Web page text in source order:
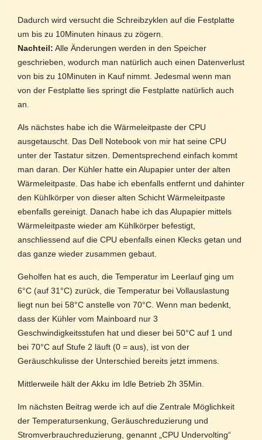
Dadurch wird versucht die Schreibzyklen auf die Festplatte
um bis zu 10Minuten hinaus zu zögern.
Nachteil: Alle Änderungen werden in den Speicher
geschrieben, wodurch man natürlich auch einen Datenverlust
von bis zu 10Minuten in Kauf nimmt. Jedesmal wenn man
von der Festplatte lies springt die Festplatte natürlich auch
an.
Als nächstes habe ich die Wärmeleitpaste der CPU
ausgetauscht. Das Dell Notebook von mir hat seine CPU
unter der Tastatur sitzen. Dementsprechend einfach kommt
man daran. Der Kühler hatte ein Alupapier unter der alten
Wärmeleitpaste. Das habe ich ebenfalls entfernt und dahinter
den Kühlkörper von dieser alten Schicht Wärmeleitpaste
ebenfalls gereinigt. Danach habe ich das Alupapier mittels
Wärmeleitpaste wieder am Kühlkörper befestigt,
anschliessend auf die CPU ebenfalls einen Klecks getan und
das ganze wieder zusammen gebaut.
Geholfen hat es auch, die Temperatur im Leerlauf ging um
6°C (auf 31°C) zurück, die Temperatur bei Vollauslastung
liegt nun bei 58°C anstelle von 70°C. Wenn man bedenkt,
dass der Kühler vom Mainboard nur 3
Geschwindigkeitsstufen hat und dieser bei 50°C auf 1 und
bei 70°C auf Stufe 2 läuft (0 = aus), ist von der
Geräuschkulisse der Unterschied bereits jetzt immens.
Mittlerweile hält der Akku im Idle Betrieb 2h 35Min.
Im nächsten Beitrag werde ich auf die Zentrale Möglichkeit
der Temperatursenkung, Geräuschreduzierung und
Stromverbrauchreduzierung, genannt „CPU Undervolting“